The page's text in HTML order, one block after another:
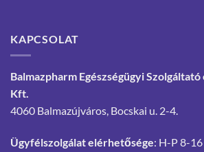
KAPCSOLAT
Balmazpharm Egészségügyi
Kft.
4060 Balmazújváros, Bocskai u. 2-4.
Ügyfélszolgálat elérhetősége: H-P 8-16